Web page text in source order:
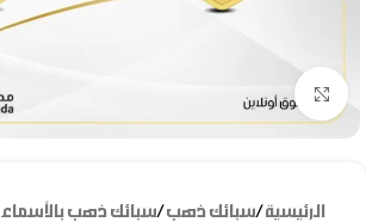
Click to enlarge
الرئيسية /سبائك ذهب /سبائك ذهب بالأسماء